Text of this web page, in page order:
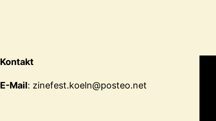
Kontakt
E-Mail: zinefest.koeln@posteo.net